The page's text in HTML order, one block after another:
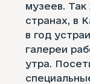
музеев. Так
странах, в
в год
галереи
утра.